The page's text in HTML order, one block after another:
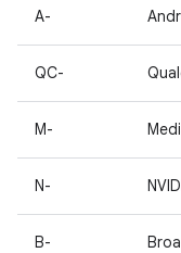
A-
QC-
M-
N-
B-